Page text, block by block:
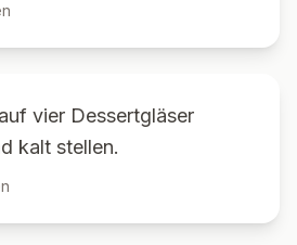
vier Dessertgläser
kalt stellen.